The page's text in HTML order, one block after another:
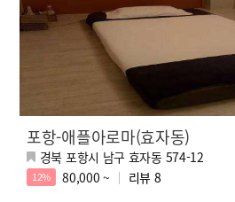
포항-애플아로마(효자동)
경북 포항시 남구 효자동 574-12
12% 80,000 ~ 리뷰 8